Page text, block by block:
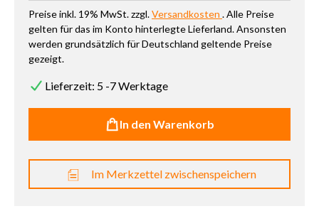
Preise inkl. 19% MwSt. zzgl.Versandkosten . Alle Preise
gelten für das im Konto hinterlegte Lieferland. Ansonsten
werden grundsätzlich für Deutschland geltende Preise
gezeigt.
Lieferzeit: 5 -7 Werktage
In den Warenkorb
Im Merkzettel zwischenspeichern